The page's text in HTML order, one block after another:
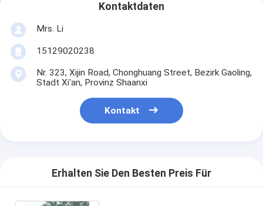
Kontaktdaten
Mrs. Li
15129020238
Nr. 323, Xijin Road, Chonghuang Street, Bezirk Gaoling,
Stadt Xi'an, Provinz Shaanxi
Kontakt
Erhalten Sie Den Besten Preis Für